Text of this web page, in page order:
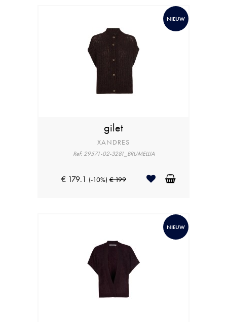
NIEUW
gilet
XANDRES
Ref: 29571-02-3281_BRUMELLIA
€ 179.1 (-10%) € 199
NIEUW